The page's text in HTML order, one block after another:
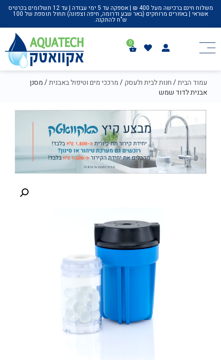
משלוח חינם ברכישה מעל 400 ₪ | אספקה עד 5 ימי עבודה | עד 12 תשלומים בכרטיס
אשראי | באזורים מרוחקים (באר שבע ודרומה, חיפה וצפונה) תחול תוספת של 100
ש"ח להתקנה.
עמוד הבית/חנות לבית ולעסק/מרככי מים וטיפול באבנית/ מסנן
אבנית לדוד שמש